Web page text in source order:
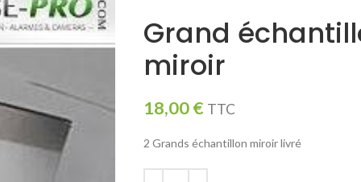
Grand
miroir
18,00€ TTC
2 Grands échantillon miroir livré